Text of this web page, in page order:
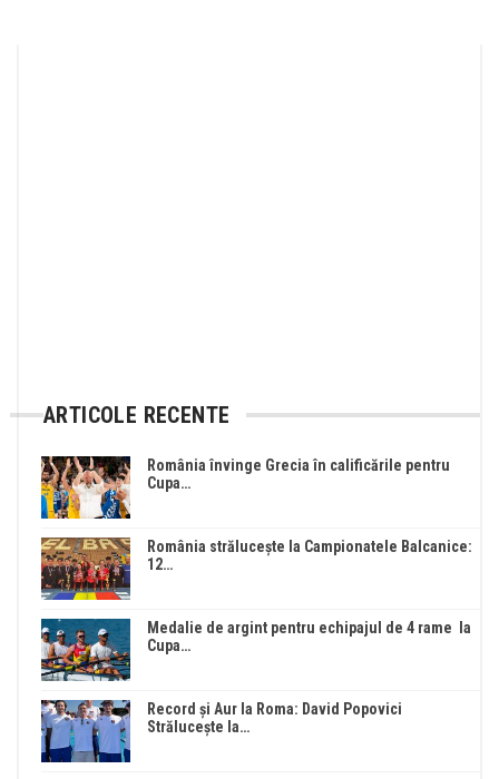
ARTICOLE RECENTE
România învinge Grecia în calificările pentru
Cupa…
România strălucește la Campionatele Balcanice:
12…
Medalie de argint pentru echipajul de 4 rame la
Cupa…
Record și Aur la Roma: David Popovici
Strălucește la…